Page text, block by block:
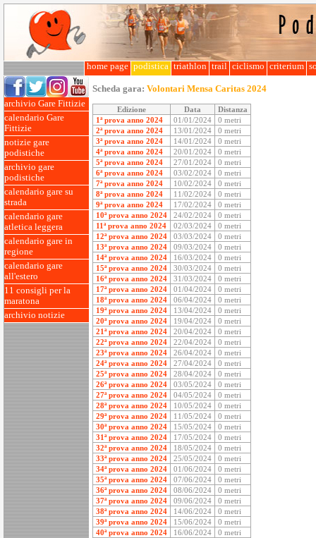
home page podistica triathlon trail ciclismo criterium
archivio Gare Fittizie
calendario Gare
Fittizie
notizie gare
podistiche
archivio gare
podistiche
calendario gare su
strada
calendario gare
atletica leggera
calendario gare in
regione
calendario gare
all'estero
11 consigli per la
maratona
archivio notizie
Scheda gara: Volontari Mensa Caritas 2024
Edizione Data
Distanza
1ª prova anno 2024
01/01/2024
0 metri
2ª prova anno 2024
13/01/2024
0 metri
3ª prova anno 2024
14/01/2024
0 metri
4ª prova anno 2024
20/01/2024
0 metri
5ª prova anno 2024
27/01/2024
0 metri
6ª prova anno 2024
03/02/2024
0 metri
7ª prova anno 2024
10/02/2024
0 metri
8ª prova anno 2024
11/02/2024
0 metri
9ª prova anno 2024
17/02/2024
0 metri
10ª prova anno 2024
24/02/2024
0 metri
11ª prova anno 2024
02/03/2024
0 metri
12ª prova anno 2024
03/03/2024
0 metri
13ª prova anno 2024
09/03/2024
0 metri
14ª prova anno 2024
16/03/2024
0 metri
15ª prova anno 2024
30/03/2024
0 metri
16ª prova anno 2024
31/03/2024
0 metri
17ª prova anno 2024
01/04/2024
0 metri
18ª prova anno 2024
06/04/2024
0 metri
19ª prova anno 2024
13/04/2024
0 metri
20ª prova anno 2024
19/04/2024
0 metri
21ª prova anno 2024
20/04/2024
0 metri
22ª prova anno 2024
22/04/2024
0 metri
23ª prova anno 2024
26/04/2024
0 metri
24ª prova anno 2024
27/04/2024
0 metri
25ª prova anno 2024
28/04/2024
0 metri
26ª prova anno 2024
03/05/2024
0 metri
27ª prova anno 2024
04/05/2024
0 metri
28ª prova anno 2024
10/05/2024
0 metri
29ª prova anno 2024
11/05/2024
0 metri
30ª prova anno 2024
15/05/2024
0 metri
31ª prova anno 2024
17/05/2024
0 metri
32ª prova anno 2024
18/05/2024
0 metri
33ª prova anno 2024
25/05/2024
0 metri
34ª prova anno 2024
01/06/2024
0 metri
35ª prova anno 2024
07/06/2024
0 metri
36ª prova anno 2024
08/06/2024
0 metri
37ª prova anno 2024
09/06/2024
0 metri
38ª prova anno 2024
14/06/2024
0 metri
39ª prova anno 2024
15/06/2024
0 metri
40ª prova anno 2024
16/06/2024
0 metri